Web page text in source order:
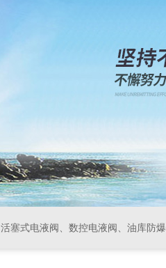
活塞式电液阀、数控电液阀、油库防